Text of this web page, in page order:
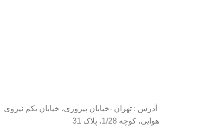
آدرس : تهران -خیابان پیروزی، خیابان یکم نیروی
هوایی، کوچه 1/28، پلاک 31